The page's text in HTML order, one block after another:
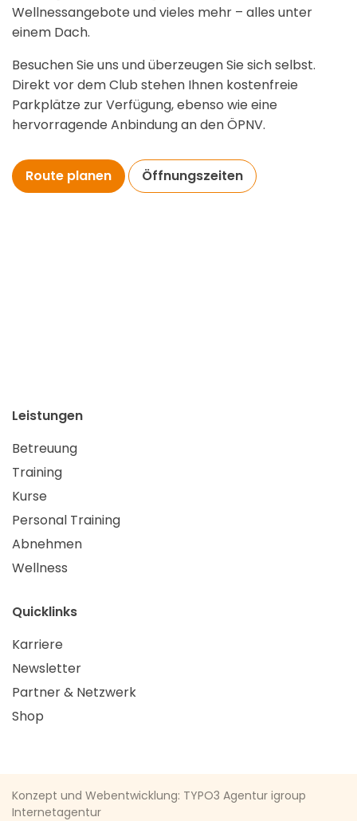
Wellnessangebote und vieles mehr – alles unter
einem Dach.
Besuchen Sie uns und überzeugen Sie sich selbst.
Direkt vor dem Club stehen Ihnen kostenfreie
Parkplätze zur Verfügung, ebenso wie eine
hervorragende Anbindung an den ÖPNV.
Route planen Öffnungszeiten
Leistungen
Betreuung
Training
Kurse
Personal Training
Abnehmen
Wellness
Quicklinks
Karriere
Newsletter
Partner & Netzwerk
Shop
Konzept und Webentwicklung: TYPO3 Agentur igroup
Internetagentur